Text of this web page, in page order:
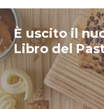
È uscito il
Libro del